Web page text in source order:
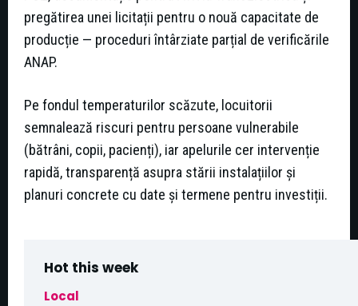
pregătirea unei licitații pentru o nouă capacitate de
producție — proceduri întârziate parțial de verificările
ANAP.
Pe fondul temperaturilor scăzute, locuitorii
semnalează riscuri pentru persoane vulnerabile
(bătrâni, copii, pacienți), iar apelurile cer intervenție
rapidă, transparență asupra stării instalațiilor și
planuri concrete cu date și termene pentru investiții.
Hot this week
Local